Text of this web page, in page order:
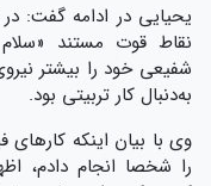
یحیایی در ادامه گفت:
نقاط قوت مستند
شفیعی خود را بیشتر
به‌دنبال کار تربیتی بود.
وی با بیان اینکه کارهای
را شخصا انجام دادم،